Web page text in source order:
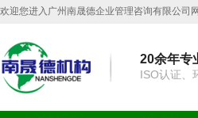
欢迎您进入广州南晟德企业管理咨询有限公司
20余年专
ISO认证、